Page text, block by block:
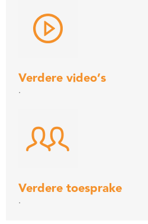
Verdere video’s
.
Verdere toesprake
.